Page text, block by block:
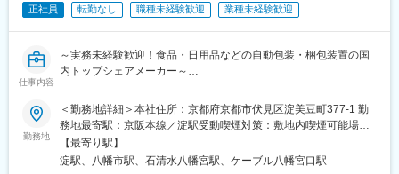
ペルチェ素子制御基板
情報漏洩防止 USBセキュリティーシールド基板
ジャイロ、加速度センサ、振動計測ユニット
ワイヤレスマットセンサー制御基板
製品検査装置 検査結果データ遠隔サーバークラウド管理システ
ム
姿勢バランス可視化機器
正社員 転勤なし 職種未経験歓迎 業種未経験歓迎
仕事内容
～実務未経験歓迎！食品・日用品などの自動包装・梱包装置の国
内トップシェアメーカー～
同社は梱包・包装装置の国内トップシェアであり、完全オーダー
メイドで“世界に1台しかない機械”を開発しています。
新規技術開発のメンバーに入っていただき、社内での新規技術開
発（組み込みソフト）を担当いただきます。
【変更の範囲：なし】
勤務地
＜勤務地詳細＞本社住所：京都府京都市伏見区淀美豆町377-1 勤
務地最寄駅：京阪本線／淀駅受動喫煙対策：敷地内喫煙可能場所
あり変更の範囲：本文参照
【最寄り駅】
淀駅、八幡市駅、石清水八幡宮駅、ケーブル八幡宮口駅